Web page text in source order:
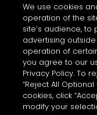
使用條款與細則
常見問題
私隱和COOKIES政策通
聯絡我們
的COOKIE設置
We use cookies
operation of the
site’s audience,
advertising
operation of
you agree to our
Privacy Policy. To
“Reject All
cookies, click
modify your